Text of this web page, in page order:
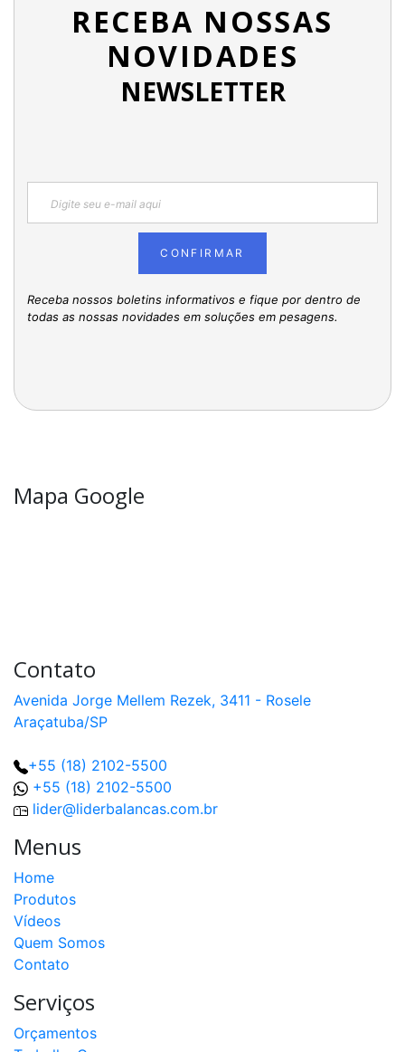
RECEBA NOSSAS
NOVIDADES
NEWSLETTER
CONFIRMAR
Receba nossos boletins informativos e fique por dentro de
todas as nossas novidades em soluções em pesagens.
Mapa Google
Contato
Avenida Jorge Mellem Rezek, 3411 - Rosele
Araçatuba/SP
+55 (18) 2102-5500
+55 (18) 2102-5500
lider@liderbalancas.com.br
Menus
Home
Produtos
Vídeos
Quem Somos
Contato
Serviços
Orçamentos